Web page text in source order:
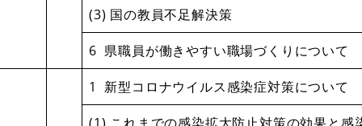
(3) 国の教員不足解決策
6 県職員が働きやすい職場づくりについて
1 新型コロナウイルス感染症対策について